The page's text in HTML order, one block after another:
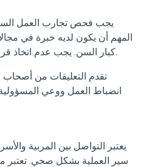
يجب فحص تجارب العمل
المهم أن يكون لديه خبرة في
كبار السن. يجب عدم اتخاذ قرار دون إجراء تحقق من المراجع.
تقدم التعليقات من أصحاب
انضباط العمل ووعي
يعتبر التواصل بين المربية
سير العملية بشكل صحي. تعتبر